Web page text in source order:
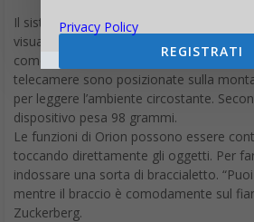
Il sistema di tracciamento del
visualizzare elementi 3D sullo schermo,
come la posizione degli occhi e il
telecamere sono posizionate sulla
per leggere l’ambiente circostante.
dispositivo pesa 98 grammi.
Le funzioni di Orion possono essere
toccando direttamente gli oggetti. Per
indossare una sorta di braccialetto.
mentre il braccio è comodamente sul
Zuckerberg.
Privacy Policy
REGISTRATI